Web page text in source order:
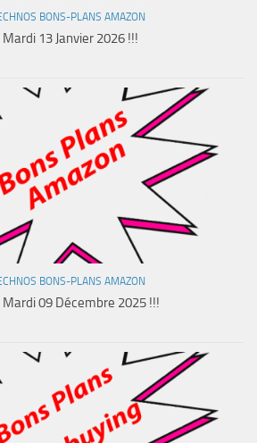
BONS-PLANS AMAZON
13 Janvier 2026 !!!
BONS-PLANS AMAZON
09 Décembre 2025 !!!